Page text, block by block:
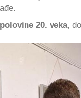
20. veka,